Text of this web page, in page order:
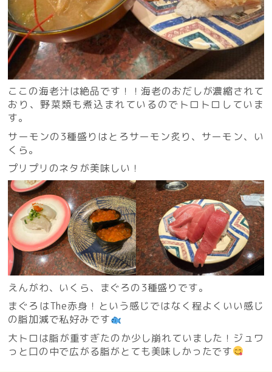
ここの海老汁は絶品です！！海老のおだしが濃縮されて
おり、野菜類も煮込まれているのでトロトロしていま
す。
サーモンの3種盛りはとろサーモン炙り、サーモン、い
くら。
プリプリのネタが美味しい！
えんがわ、いくら、まぐろの3種盛りです。
まぐろはThe赤身！という感じではなく程よくいい感じ
の脂加減で私好みです
大トロは脂が重すぎたのか少し崩れていました！ジュワ
っと口の中で広がる脂がとても美味しかったです